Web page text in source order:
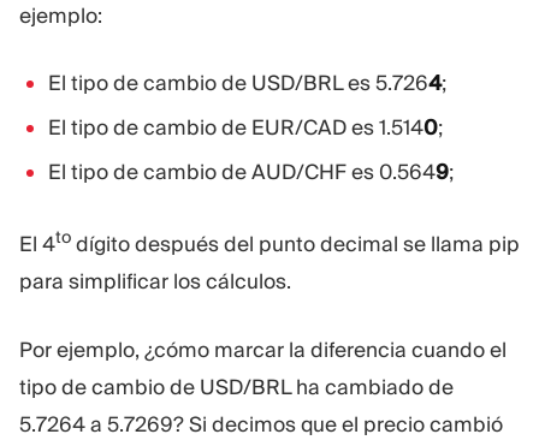
ejemplo:
El tipo de cambio de USD/BRL es 5.7264;
El tipo de cambio de EUR/CAD es 1.5140;
El tipo de cambio de AUD/CHF es 0.5649;
El 4to dígito después del punto decimal se llama pip
para simplificar los cálculos.
Por ejemplo, ¿cómo marcar la diferencia cuando el
tipo de cambio de USD/BRL ha cambiado de
5.7264 a 5.7269? Si decimos que el precio cambió